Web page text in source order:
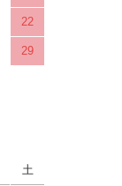
22
29
土